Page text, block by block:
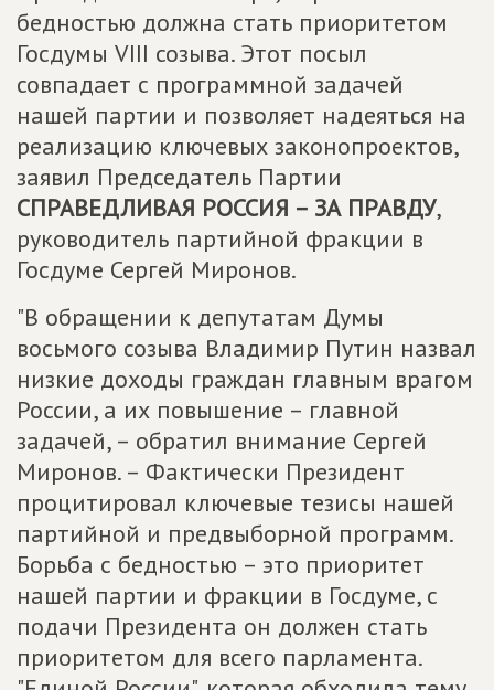
бедностью должна стать приоритетом
Госдумы VIII созыва. Этот посыл
совпадает с программной задачей
нашей партии и позволяет надеяться на
реализацию ключевых законопроектов,
заявил Председатель Партии
СПРАВЕДЛИВАЯ РОССИЯ – ЗА ПРАВДУ,
руководитель партийной фракции в
Госдуме Сергей Миронов.
"В обращении к депутатам Думы
восьмого созыва Владимир Путин назвал
низкие доходы граждан главным врагом
России, а их повышение – главной
задачей, – обратил внимание Сергей
Миронов. – Фактически Президент
процитировал ключевые тезисы нашей
партийной и предвыборной программ.
Борьба с бедностью – это приоритет
нашей партии и фракции в Госдуме, с
подачи Президента он должен стать
приоритетом для всего парламента.